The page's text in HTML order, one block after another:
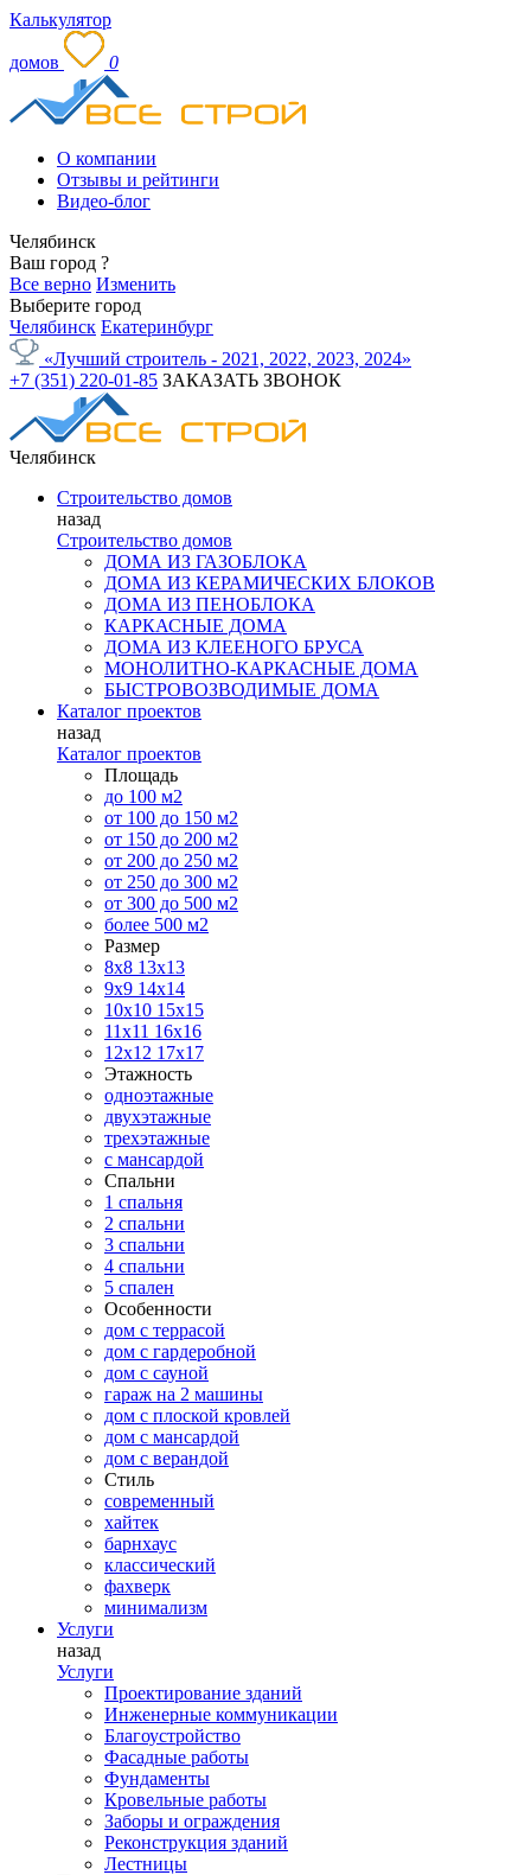
Калькулятор
домов 0
О компании
Отзывы и рейтинги
Видео-блог
Челябинск
Ваш город ?
Все верно Изменить
Выберите город
Челябинск Екатеринбург
«Лучший строитель - 2021, 2022, 2023, 2024»
+7 (351) 220-01-85 ЗАКАЗАТЬ ЗВОНОК
Челябинск
Строительство домов
назад
Строительство домов
ДОМА ИЗ ГАЗОБЛОКА
ДОМА ИЗ КЕРАМИЧЕСКИХ БЛОКОВ
ДОМА ИЗ ПЕНОБЛОКА
КАРКАСНЫЕ ДОМА
ДОМА ИЗ КЛЕЕНОГО БРУСА
МОНОЛИТНО-КАРКАСНЫЕ ДОМА
БЫСТРОВОЗВОДИМЫЕ ДОМА
Каталог проектов
назад
Каталог проектов
Площадь
до 100 м2
от 100 до 150 м2
от 150 до 200 м2
от 200 до 250 м2
от 250 до 300 м2
от 300 до 500 м2
более 500 м2
Размер
8х8 13х13
9х9 14х14
10х10 15х15
11x11 16х16
12х12 17х17
Этажность
одноэтажные
двухэтажные
трехэтажные
с мансардой
Спальни
1 спальня
2 спальни
3 спальни
4 спальни
5 спален
Особенности
дом с террасой
дом с гардеробной
дом с сауной
гараж на 2 машины
дом с плоской кровлей
дом с мансардой
дом с верандой
Стиль
современный
хайтек
барнхаус
классический
фахверк
минимализм
Услуги
назад
Услуги
Проектирование зданий
Инженерные коммуникации
Благоустройство
Фасадные работы
Фундаменты
Кровельные работы
Заборы и ограждения
Реконструкция зданий
Лестницы